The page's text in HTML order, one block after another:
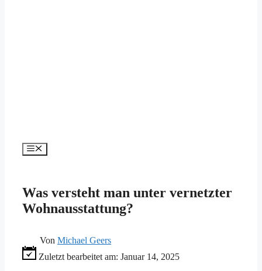
Menü
Was versteht man unter vernetzter
Wohnausstattung?
Von Michael Geers
Zuletzt bearbeitet am: Januar 14, 2025